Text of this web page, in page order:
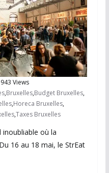
943 Views
,Bruxelles,Budget Bruxelles,
,Horeca Bruxelles,
,Taxes Bruxelles
inoubliable où la
16 au 18 mai, le StrEat